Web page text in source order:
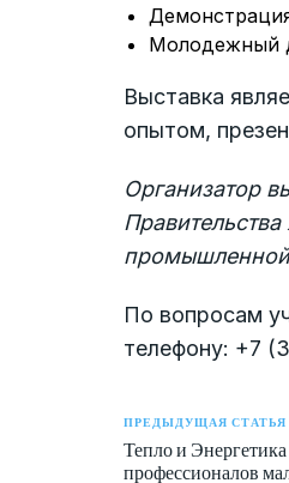
Молодежный
Выставка
опытом,
Организатор
По вопросам
телефону: +7
ПРЕДЫДУЩАЯ СТАТЬЯ
Тепло и
профессионалов